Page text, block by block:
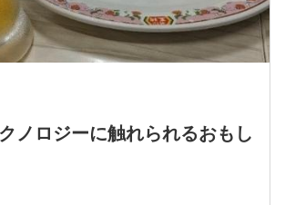
ノロジーに触れられるおもし